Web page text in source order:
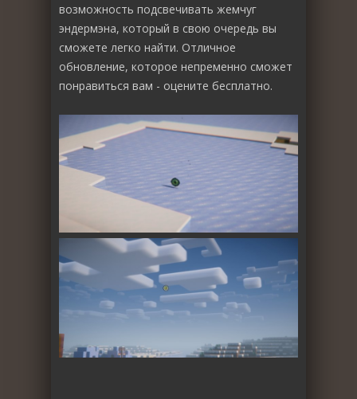
возможность подсвечивать жемчуг
эндермэна, который в свою очередь вы
сможете легко найти. Отличное
обновление, которое непременно сможет
понравиться вам - оцените бесплатно.